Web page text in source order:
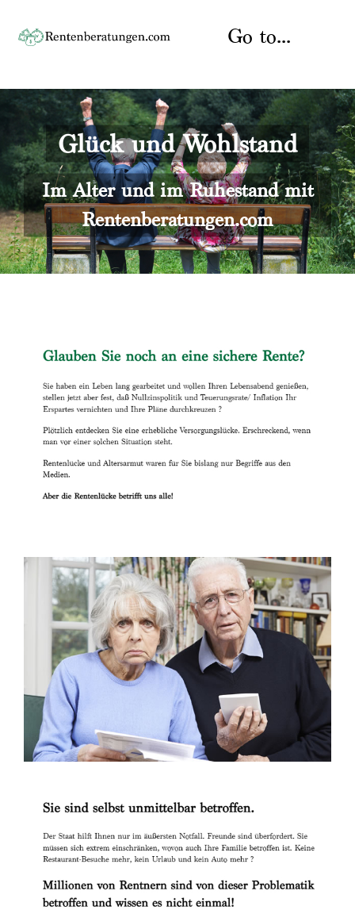
content
Go to...
Startseite
Rente
Rentenberater
Rentenversicherung
Versicherungsberatung
Über uns
Kontakt
Glück und Wohlstand
Im Alter und im Ruhestand mit
Rentenberatungen.com